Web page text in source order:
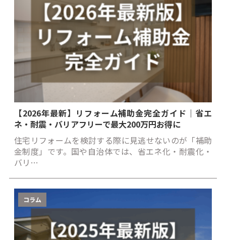
【2026年最新】リフォーム補助金完全ガイド｜省エ
ネ・耐震・バリアフリーで最大200万円お得に
住宅リフォームを検討する際に見逃せないのが「補助
金制度」です。国や自治体では、省エネ化・耐震化・
バリ…
コラム